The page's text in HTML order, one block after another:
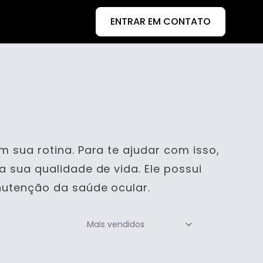
ENTRAR EM CONTATO
sua rotina. Para te ajudar com isso,
qualidade de vida. Ele possui
da saúde ocular.